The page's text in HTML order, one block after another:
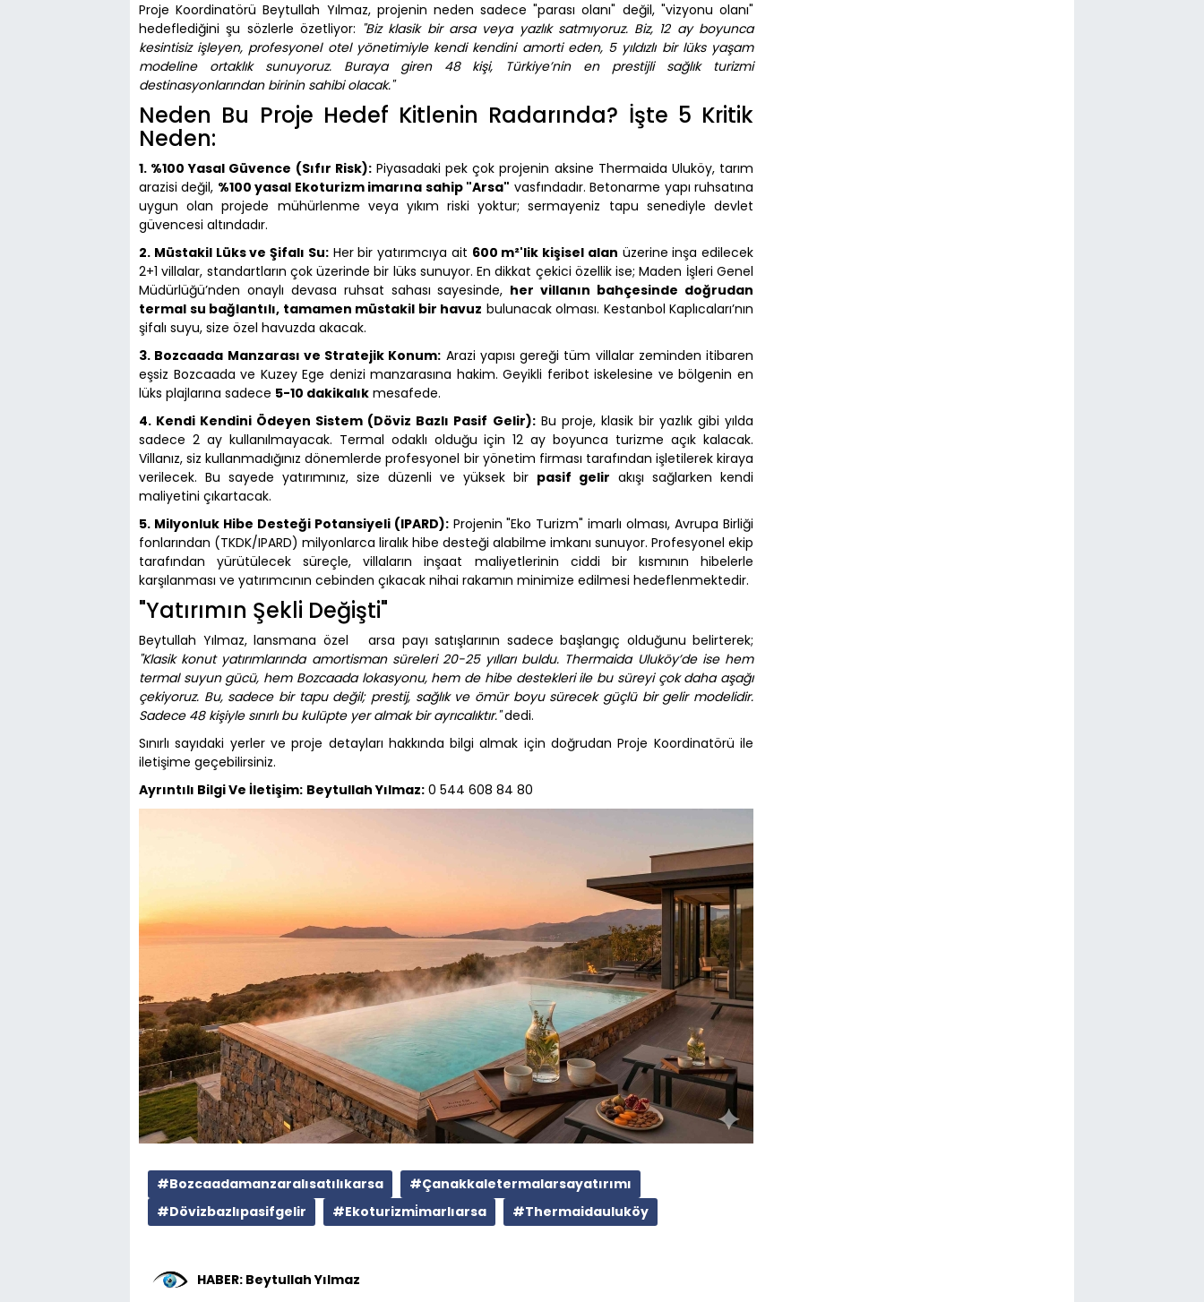
Proje Koordinatörü Beytullah Yılmaz, projenin neden sadece "parası olanı" değil, "vizyonu olanı"
hedeflediğini şu sözlerle özetliyor: "Biz klasik bir arsa veya yazlık satmıyoruz. Biz, 12 ay boyunca
kesintisiz işleyen, profesyonel otel yönetimiyle kendi kendini amorti eden, 5 yıldızlı bir lüks yaşam
modeline ortaklık sunuyoruz. Buraya giren 48 kişi, Türkiye’nin en prestijli sağlık turizmi
destinasyonlarından birinin sahibi olacak."
Neden Bu Proje Hedef Kitlenin Radarında? İşte 5 Kritik
Neden:
1. %100 Yasal Güvence (Sıfır Risk):Piyasadaki pek çok projenin aksine Thermaida Uluköy, tarım
arazisi değil, %100 yasal Ekoturizm imarına sahip "Arsa" vasfındadır. Betonarme yapı ruhsatına
uygun olan projede mühürlenme veya yıkım riski yoktur; sermayeniz tapu senediyle devlet
güvencesi altındadır.
2. Müstakil Lüks ve Şifalı Su:Her bir yatırımcıya ait 600 m²'lik kişisel alan üzerine inşa edilecek
2+1 villalar, standartların çok üzerinde bir lüks sunuyor. En dikkat çekici özellik ise; Maden İşleri Genel
Müdürlüğü’nden onaylı devasa ruhsat sahası sayesinde, her villanın bahçesinde doğrudan
termal su bağlantılı, tamamen müstakil bir havuz bulunacak olması. Kestanbol Kaplıcaları’nın
şifalı suyu, size özel havuzda akacak.
3. Bozcaada Manzarası ve Stratejik Konum: Arazi yapısı gereği tüm villalar zeminden itibaren
eşsiz Bozcaada ve Kuzey Ege denizi manzarasına hakim. Geyikli feribot iskelesine ve bölgenin en
lüks plajlarına sadece 5-10 dakikalık mesafede.
4. Kendi Kendini Ödeyen Sistem (Döviz Bazlı Pasif Gelir):Bu proje, klasik bir yazlık gibi yılda
sadece 2 ay kullanılmayacak. Termal odaklı olduğu için 12 ay boyunca turizme açık kalacak.
Villanız, siz kullanmadığınız dönemlerde profesyonel bir yönetim firması tarafından işletilerek kiraya
verilecek. Bu sayede yatırımınız, size düzenli ve yüksek bir pasif gelir akışı sağlarken kendi
maliyetini çıkartacak.
5. Milyonluk Hibe Desteği Potansiyeli (IPARD):Projenin "Eko Turizm" imarlı olması, Avrupa Birliği
fonlarından (TKDK/IPARD) milyonlarca liralık hibe desteği alabilme imkanı sunuyor. Profesyonel ekip
tarafından yürütülecek süreçle, villaların inşaat maliyetlerinin ciddi bir kısmının hibelerle
karşılanması ve yatırımcının cebinden çıkacak nihai rakamın minimize edilmesi hedeflenmektedir.
"Yatırımın Şekli Değişti"
Beytullah Yılmaz, lansmana özel arsa payı satışlarının sadece başlangıç olduğunu belirterek;
"Klasik konut yatırımlarında amortisman süreleri 20-25 yılları buldu. Thermaida Uluköy’de ise hem
termal suyun gücü, hem Bozcaada lokasyonu, hem de hibe destekleri ile bu süreyi çok daha aşağı
çekiyoruz. Bu, sadece bir tapu değil; prestij, sağlık ve ömür boyu sürecek güçlü bir gelir modelidir.
Sadece 48 kişiyle sınırlı bu kulüpte yer almak bir ayrıcalıktır."dedi.
Sınırlı sayıdaki yerler ve proje detayları hakkında bilgi almak için doğrudan Proje Koordinatörü ile
iletişime geçebilirsiniz.
Ayrıntılı Bilgi Ve İletişim: Beytullah Yılmaz: 0 544 608 84 80
#Bozcaadamanzaralısatılıkarsa
#Çanakkaletermalarsayatırımı
#Dövizbazlıpasifgelir
#Ekoturizmi̇marlıarsa #Thermaidauluköy
HABER: Beytullah Yılmaz